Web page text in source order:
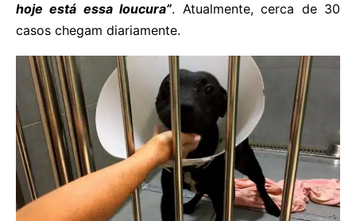
hoje está essa loucura”. Atualmente, cerca de 30
casos chegam diariamente.